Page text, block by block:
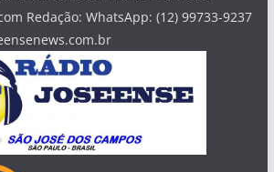
Redação: WhatsApp: (12) 99733-9237